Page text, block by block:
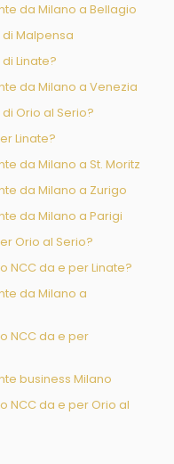
da Milano a Bellagio
Malpensa
Linate?
da Milano a Venezia
Orio al Serio?
Linate?
da Milano a St. Moritz
da Milano a Zurigo
da Milano a Parigi
Orio al Serio?
NCC da e per Linate?
da Milano a
NCC da e per
business Milano
NCC da e per Orio al